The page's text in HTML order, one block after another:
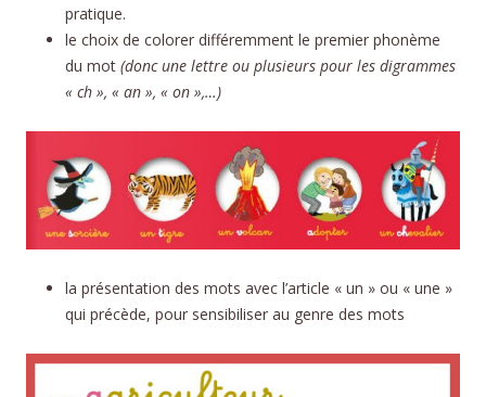
pratique.
le choix de colorer différemment le premier phonème
du mot (donc une lettre ou plusieurs pour les digrammes
« ch », « an », « on »,…)
la présentation des mots avec l’article « un » ou « une »
qui précède, pour sensibiliser au genre des mots